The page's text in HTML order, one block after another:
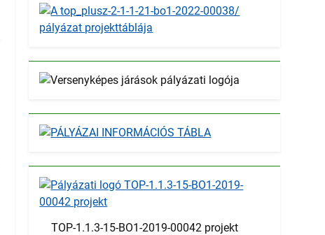
TOP-1.1.3-15-BO1-2019-00042 projekt